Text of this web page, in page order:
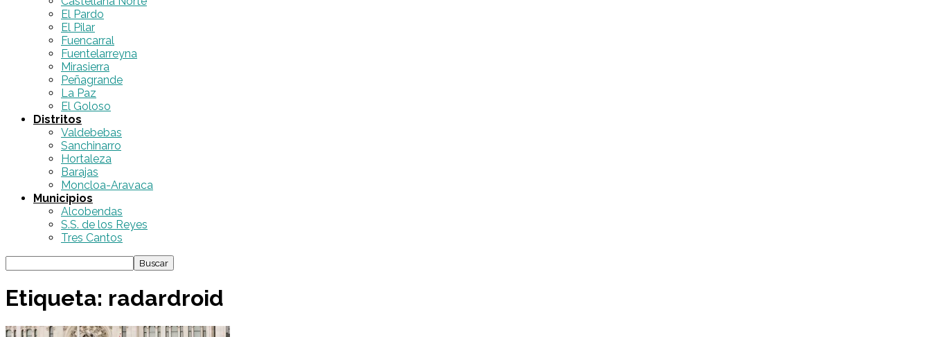
El Pardo
El Pilar
Fuencarral
Fuentelarreyna
Mirasierra
Peñagrande
La Paz
El Goloso
Distritos
Valdebebas
Sanchinarro
Hortaleza
Barajas
Moncloa-Aravaca
Municipios
Alcobendas
S.S. de los Reyes
Tres Cantos
Etiqueta: radardroid